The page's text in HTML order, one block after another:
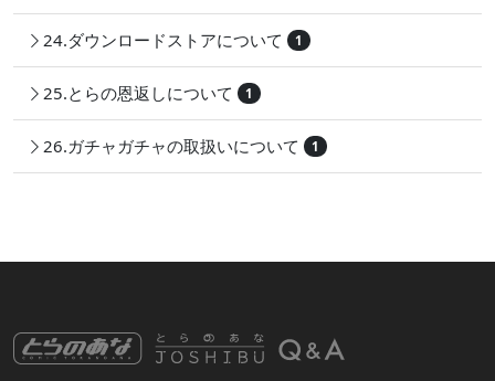
24.ダウンロードストアについて 1
25.とらの恩返しについて 1
26.ガチャガチャの取扱いについて 1